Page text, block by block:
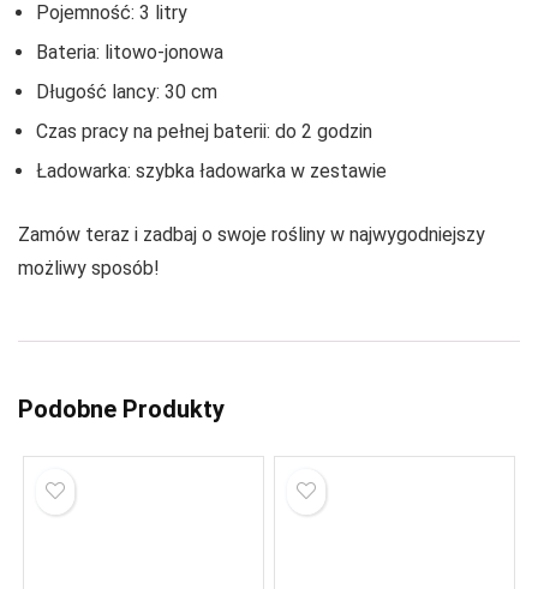
Pojemność: 3 litry
Bateria: litowo-jonowa
Długość lancy: 30 cm
Czas pracy na pełnej baterii: do 2 godzin
Ładowarka: szybka ładowarka w zestawie
Zamów teraz i zadbaj o swoje rośliny w najwygodniejszy
możliwy sposób!
Podobne Produkty